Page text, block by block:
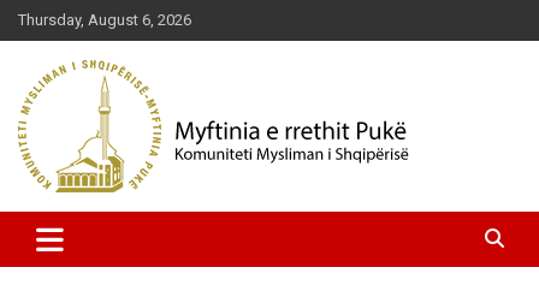
Skip
to
content
Thursday, August 6, 2026
Myftinia Pukë | Faqja Zyrtare